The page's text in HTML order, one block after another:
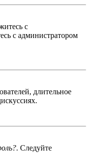
с
с администратором
длительное
. Следуйте